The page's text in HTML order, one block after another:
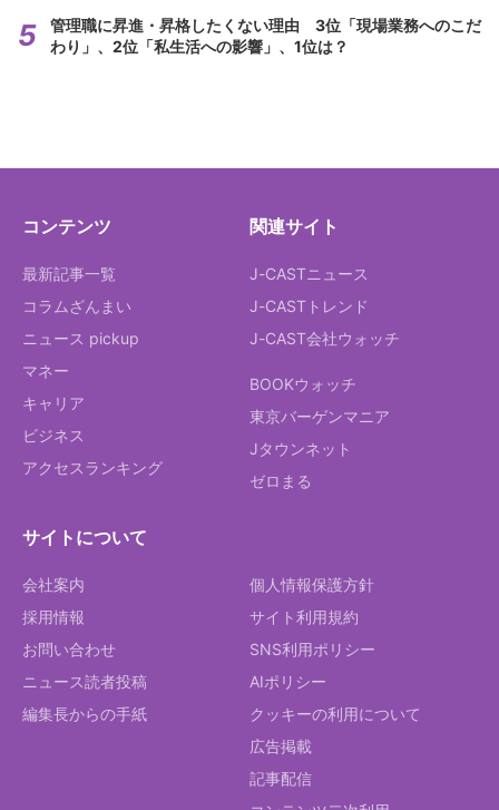
管理職に昇進・昇格したくない理由 3位「現場業務へのこだ
わり」、2位「私生活への影響」、1位は？
コンテンツ
最新記事一覧
コラムざんまい
ニュース pickup
マネー
キャリア
ビジネス
アクセスランキング
関連サイト
J-CASTニュース
J-CASTトレンド
J-CAST会社ウォッチ
BOOKウォッチ
東京バーゲンマニア
Jタウンネット
ゼロまる
サイトについて
会社案内
採用情報
お問い合わせ
ニュース読者投稿
編集長からの手紙
個人情報保護方針
サイト利用規約
SNS利用ポリシー
AIポリシー
クッキーの利用について
広告掲載
記事配信